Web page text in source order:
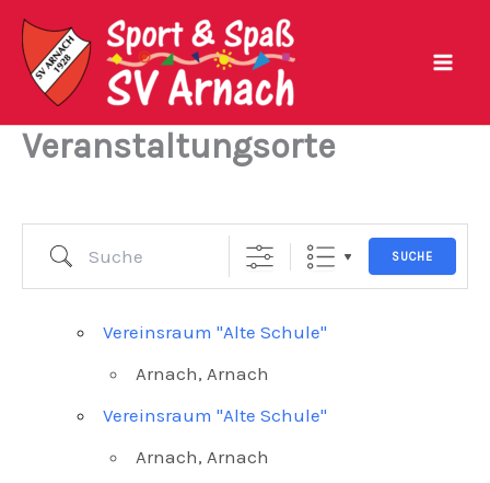
Zum
Inhalt
springen
Veranstaltungsorte
Suche SUCHE
Vereinsraum "Alte Schule"
Arnach, Arnach
Vereinsraum "Alte Schule"
Arnach, Arnach